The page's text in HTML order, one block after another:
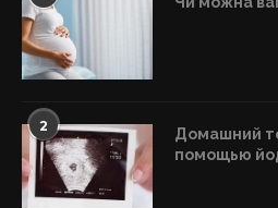
2
Домашний
помощью